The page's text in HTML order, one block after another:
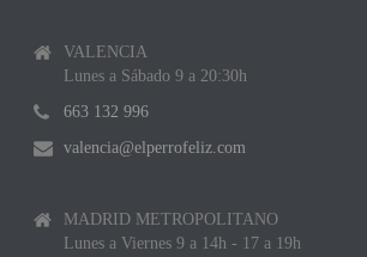
VALENCIA
Lunes a Sábado 9 a 20:30h
663 132 996
valencia@elperrofeliz.com
MADRID METROPOLITANO
Lunes a Viernes 9 a 14h - 17 a 19h